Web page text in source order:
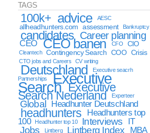
TAGS
100k+ advice AESC
allheadhunters.com assessment Bankruptcy
candidates Career planning
CEO CEO banen CFO CIO
Cleantech Contingency Search COO Crisis
CTO jobs and Careers CV writing
Deutschland
Executive seacrh
Partnerships
Executive
Search Executive
Search Nederland Experteer
Global Headhunter Deutschland
headhunters
Headhunters top
100
Headhunter top 10 Interviews IT
Jobs Lintberg Lintberg Index MBA